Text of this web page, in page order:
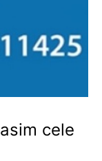
cele